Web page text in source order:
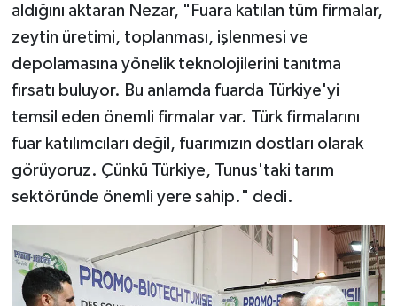
aldığını aktaran Nezar, "Fuara katılan tüm firmalar,
zeytin üretimi, toplanması, işlenmesi ve
depolamasına yönelik teknolojilerini tanıtma
fırsatı buluyor. Bu anlamda fuarda Türkiye'yi
temsil eden önemli firmalar var. Türk firmalarını
fuar katılımcıları değil, fuarımızın dostları olarak
görüyoruz. Çünkü Türkiye, Tunus'taki tarım
sektöründe önemli yere sahip." dedi.